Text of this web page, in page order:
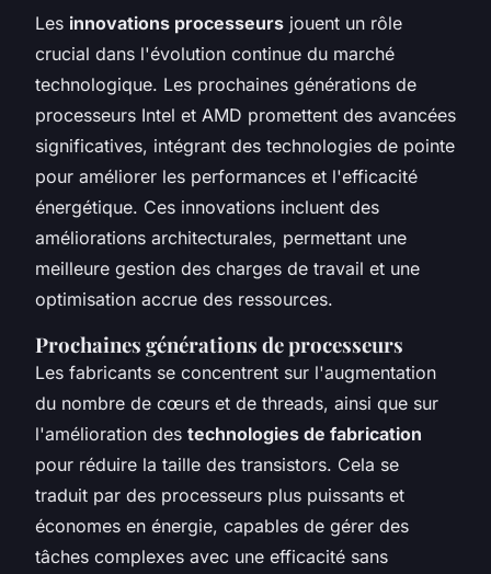
Les innovations processeurs jouent un rôle
crucial dans l'évolution continue du marché
technologique. Les prochaines générations de
processeurs Intel et AMD promettent des avancées
significatives, intégrant des technologies de pointe
pour améliorer les performances et l'efficacité
énergétique. Ces innovations incluent des
améliorations architecturales, permettant une
meilleure gestion des charges de travail et une
optimisation accrue des ressources.
Prochaines générations de processeurs
Les fabricants se concentrent sur l'augmentation
du nombre de cœurs et de threads, ainsi que sur
l'amélioration des technologies de fabrication
pour réduire la taille des transistors. Cela se
traduit par des processeurs plus puissants et
économes en énergie, capables de gérer des
tâches complexes avec une efficacité sans